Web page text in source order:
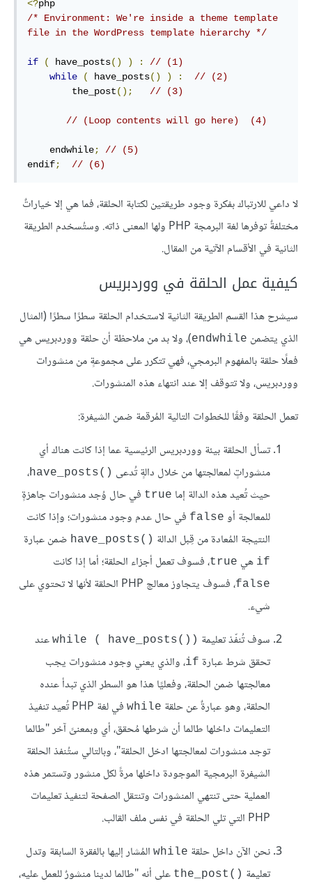
<?
/* Environment: We're inside a theme template
file in the WordPress template hierarchy */
if ( have_posts() ) :
// (1)
while
( have_posts() ) :
// (2)
        the_post
(); // (3)
// (Loop contents will go here)  (4)
    endwhile
;
// (5)
endif; // (6)
لا داعي للارتباك بفكرة وجود طريقتين لكتابة الحلقة، فما هي إلا خياراتٌ
مختلفةٌ توفرها لغة البرمجة PHP ولها المعنى ذاته. وستُسخدم الطريقة
الثانية في الأقسام الآتية من المقال.
كيفية عمل الحلقة في ووردبريس
سيشرح هذا القسم الطريقة الثانية لاستخدام الحلقة سطرًا سطرًا (المثال
الذي يتضمن endwhile)، ولا بد من ملاحظة أن حلقة ووردبريس هي
فعلًا حلقة بالمفهوم البرمجي، فهي تتكرر على مجموعةٍ من منشورات
ووردبريس، ولا تتوقف إلا عند انتهاء هذه المنشورات.
تعمل الحلقة وفقًا للخطوات التالية المُرقمة ضمن الشيفرة:
تسأل الحلقة بيئة ووردبريس الرئيسية عما إذا كانت هناك أي
منشوراتٍ لمعالجتها من خلال دالةٍ تُدعى have_posts()‎،
حيث تُعيد هذه الدالة إما true في حال وُجد منشورات جاهزةٍ
للمعالجة أو false في حال عدم وجود منشورات؛ وإذا كانت
النتيجة المُعادة من قِبل الدالة have_posts()‎ ضمن عبارة
if هي true، فسوف تعمل أجزاء الحلقة؛ أما إذا كانت
false
، فسوف يتجاوز معالج PHP الحلقة لأنها لا تحتوي على
شيء.
سوف تُنفّذ تعليمة (()while ( have_posts
عند
تحقق شرط عبارة if، والذي يعني وجود منشورات يجب
معالجتها ضمن الحلقة، وفعليًا هذا هو السطر الذي تبدأ عنده
الحلقة، وهو عبارةٌ عن حلقة while
في لغة PHP تُعيد تنفيذ
التعليمات داخلها طالما أن شرطها مُحقق، أي وبمعنىً آخر "طالما
توجد منشورات لمعالجتها ادخل الحلقة"، وبالتالي ستُنفذ الحلقة
الشيفرة البرمجية الموجودة داخلها مرةً لكل منشور وتستمر هذه
العملية حتى تنتهي المنشورات وتنتقل الصفحة لتنفيذ تعليمات
PHP التي تلي الحلقة في نفس ملف القالب.
نحن الآن داخل حلقة while المُشار إليها بالفقرة السابقة وتدل
تعليمة the_post()‎ على أنه "طالما لدينا منشورٌ للعمل عليه،